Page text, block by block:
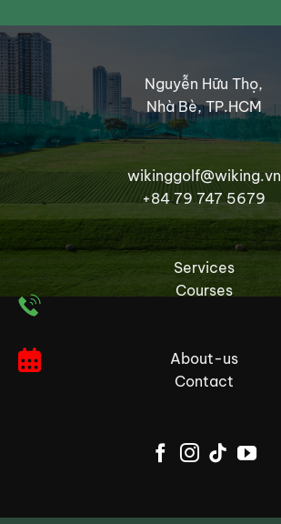
Nguyễn Hữu Thọ,
Nhà Bè, TP.HCM
wikinggolf@wiking.vn
+84 79 747 5679
Services
Courses
About-us
Contact